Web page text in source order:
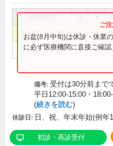
10:30～12:00 ● ●
15:00～18:00 ● ●
お盆(8月中旬)は休診・休業
に必ず医療機関に直接ご確認
備考: 受付は30分前まで
平日12:00-15:00・
(続きを読む)
休診日: 日、祝、年末年始(例年
初診・再診受付